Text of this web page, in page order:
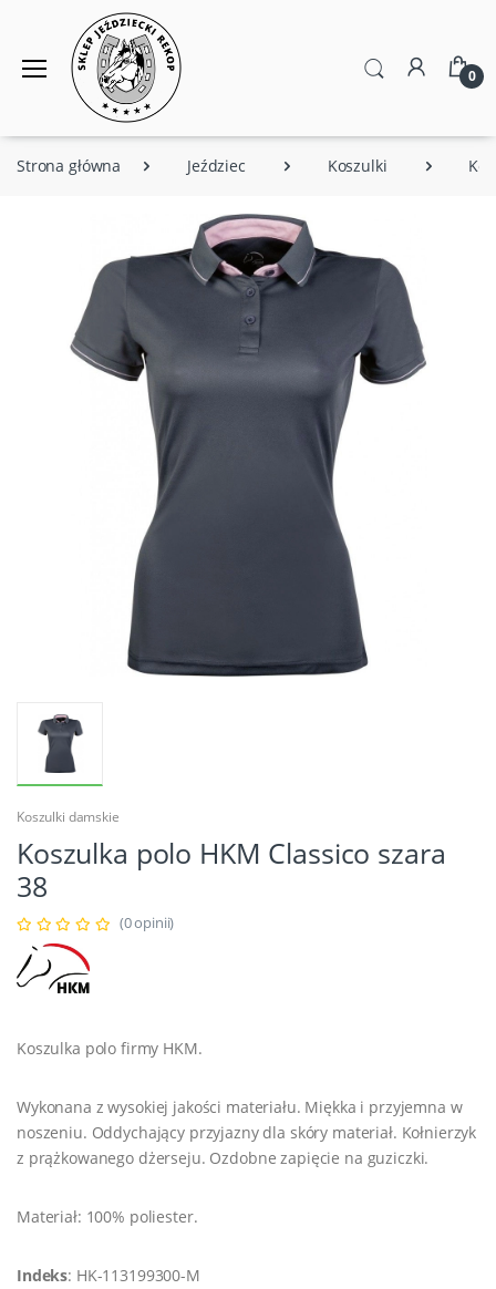
0
Strona główna Jeździec Koszulki
Koszulki damskie
Koszulka polo HKM Classico szara
38
(0 opinii)
Koszulka polo firmy HKM.
Wykonana z wysokiej jakości materiału. Miękka i przyjemna w
noszeniu. Oddychający przyjazny dla skóry materiał. Kołnierzyk
z prążkowanego dżerseju. Ozdobne zapięcie na guziczki.
Materiał: 100% poliester.
Indeks: HK-113199300-M